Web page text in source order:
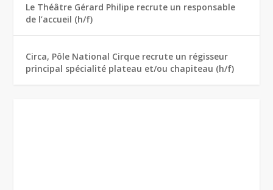
Le Théâtre Gérard Philipe recrute un responsable
de l’accueil (h/f)
Circa, Pôle National Cirque recrute un régisseur
principal spécialité plateau et/ou chapiteau (h/f)